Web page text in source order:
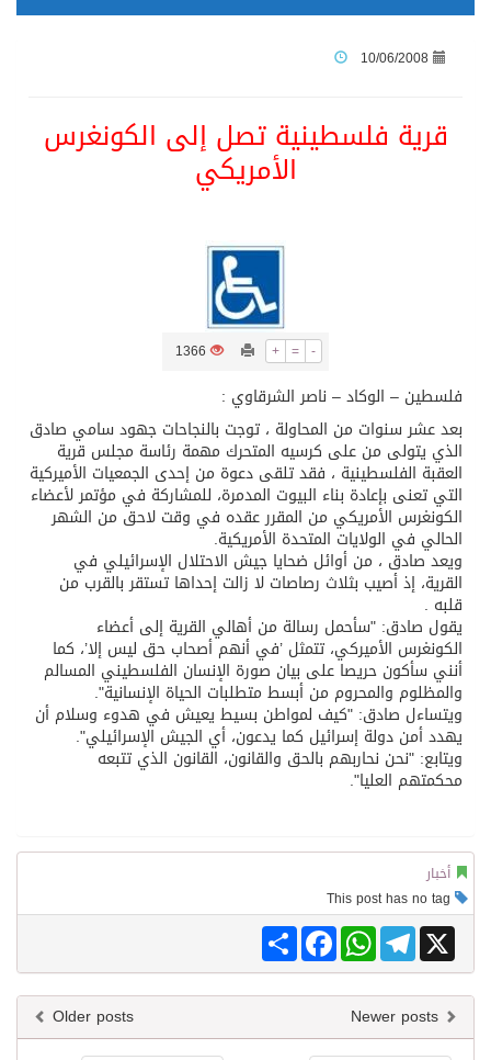
ثلة من الضابطات في الجييش الكويتي
مدينة الملك سلمان للطاقة “سبارك” توقع اتفاقية تطوير مصانع جاهزة ومتخصصة في مجال الطاقة
كسوة الكعبة تعتلي البيت العتيق
10/06/2008
قرية فلسطينية تصل إلى الكونغرس
الأمريكي
+ = -
1366
فلسطين – الوكاد – ناصر الشرقاوي :
بعد عشر سنوات من المحاولة ، توجت بالنجاحات جهود سامي صادق
الذي يتولى من على كرسيه المتحرك مهمة رئاسة مجلس قرية
العقبة الفلسطينية ، فقد تلقى دعوة من إحدى الجمعيات الأميركية
التي تعنى بإعادة بناء البيوت المدمرة، للمشاركة في مؤتمر لأعضاء
الكونغرس الأمريكي من المقرر عقده في وقت لاحق من الشهر
الحالي في الولايات المتحدة الأمريكية.
ويعد صادق ، من أوائل ضحايا جيش الاحتلال الإسرائيلي في
القرية، إذ أصيب بثلاث رصاصات لا زالت إحداها تستقر بالقرب من
قلبه .
يقول صادق: "سأحمل رسالة من أهالي القرية إلى أعضاء
الكونغرس الأميركي، تتمثل ’في أنهم أصحاب حق ليس إلا’، كما
أنني سأكون حريصا على بيان صورة الإنسان الفلسطيني المسالم
والمظلوم والمحروم من أبسط متطلبات الحياة الإنسانية".
ويتساءل صادق: "كيف لمواطن بسيط يعيش في هدوء وسلام أن
يهدد أمن دولة إسرائيل كما يدعون، أي الجيش الإسرائيلي".
ويتابع: "نحن نحاربهم بالحق والقانون، القانون الذي تتبعه
محكمتهم العليا".
أخبار
Share
FacebookWhatsAppTelegram X
Older posts